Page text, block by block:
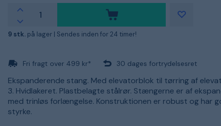
9 stk. på lager | Sendes inden for 24 timer!
Fri fragt over 499 kr* 30 dages fortrydelsesret
Ekspanderende stang. Med elevatorblok til tørring af
3. Hvidlakeret. Plastbelagte stålrør. Stængerne er af
med trinløs forlængelse. Konstruktionen er robust og har
styrke.